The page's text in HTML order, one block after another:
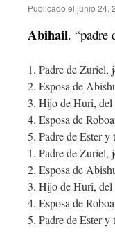
Publicado el junio 24,
Abihail. “padre
1. Padre de Zuriel,
2. Esposa de
3. Hijo de Huri,
4. Esposa de
5. Padre de Ester
1. Padre de Zuriel,
2. Esposa de
3. Hijo de Huri,
4. Esposa de
5. Padre de Ester